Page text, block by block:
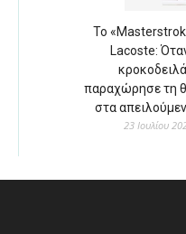
Το
Lacoste:
παραχώρησε τη
στα
23 Ιουλίου